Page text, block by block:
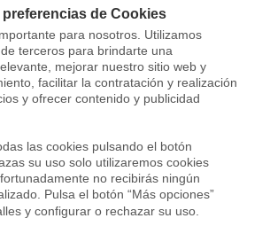
vivienda en alquiler.
y electrodomésticos:Puedes
mobiliario como electrodomésticos del
estén en la vivienda de alquiler.
y suministros:Esto solo
inquilino, no podrías deducirlo de tu
de Cookies
para nosotros. Utilizamos
terceros para brindarte una
mejorar nuestro sitio web y
facilitar la contratación y realización
y ofrecer contenido y publicidad
las cookies pulsando el botón
su uso solo utilizaremos cookies
no recibirás ningún
Pulsa el botón “Más opciones”
y configurar o rechazar su uso.